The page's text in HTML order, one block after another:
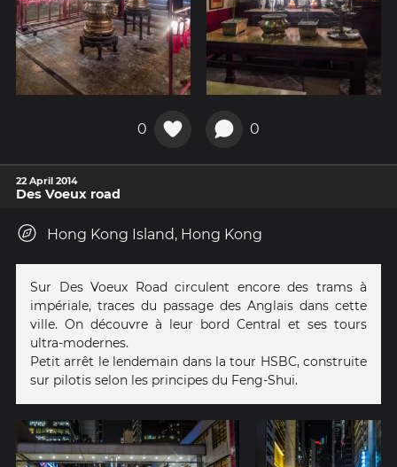
0 0
22 April 2014
Des Voeux road
Hong Kong Island, Hong Kong
Sur Des Voeux Road circulent encore des trams à
impériale, traces du passage des Anglais dans cette
ville. On découvre à leur bord Central et ses tours
ultra-modernes.
Petit arrêt le lendemain dans la tour HSBC, construite
sur pilotis selon les principes du Feng-Shui.